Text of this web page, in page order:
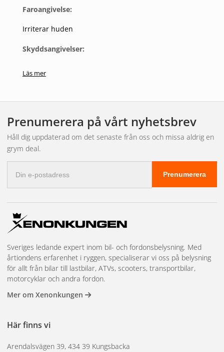
Faroangivelse:
Irriterar huden
Skyddsangivelser:
Ha förpackningen eller etiketten till hands om du måste
Använd skyddshandskar
VID HUDKONTAKT: Tvätta med mycket tvål och vatten
Vid hudirritation: Sök läkarhjälp
Läs mer
Prenumerera på vårt nyhetsbrev
Håll dig uppdaterad om det senaste från oss och missa aldrig en
grym deal.
postadress
Prenumerera
Sveriges ledande expert inom bil- och fordonsbelysning. Med
årtiondens erfarenhet i ryggen, specialiserar vi oss på belysning
för allt från bilar till lastbilar, ATVs, scooters, transportbilar,
motorcyklar och andra fordon.
Mer om Xenonkungen
Här finns vi
Arendalsvägen 39, 434 39 Kungsbacka